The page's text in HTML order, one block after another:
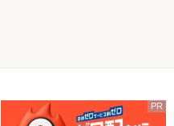
PR